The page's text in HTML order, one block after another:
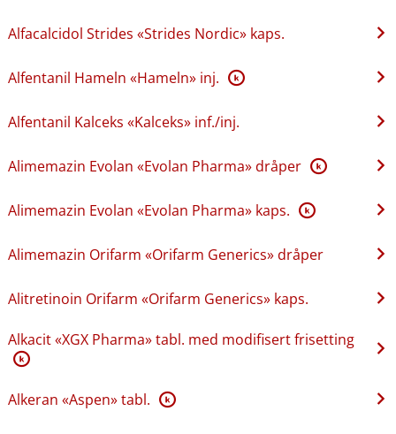
Alfacalcidol Strides «Strides Nordic» kaps.
Alfentanil Hameln «Hameln» inj. K
Alfentanil Kalceks «Kalceks» inf.​/​inj.
Alimemazin Evolan «Evolan Pharma» dråper K
Alimemazin Evolan «Evolan Pharma» kaps. K
Alimemazin Orifarm «Orifarm Generics» dråper
Alitretinoin Orifarm «Orifarm Generics» kaps.
Alkacit «XGX Pharma» tabl. med modifisert frisetting
K
Alkeran «Aspen» tabl. K